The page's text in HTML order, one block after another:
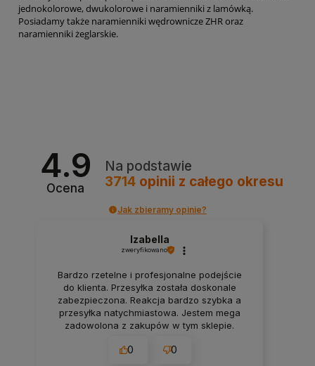
jednokolorowe, dwukolorowe i naramienniki z lamówką.
Posiadamy także naramienniki wędrownicze ZHR oraz
naramienniki żeglarskie.
4.9
Ocena
Na podstawie
3714opinii z całego okresu
Jak zbieramy opinie?
Izabella
zweryfikowano
Bardzo rzetelne i profesjonalne podejście
do klienta. Przesyłka została doskonale
zabezpieczona. Reakcja bardzo szybka a
przesyłka natychmiastowa. Jestem mega
zadowolona z zakupów w tym sklepie.
0 0